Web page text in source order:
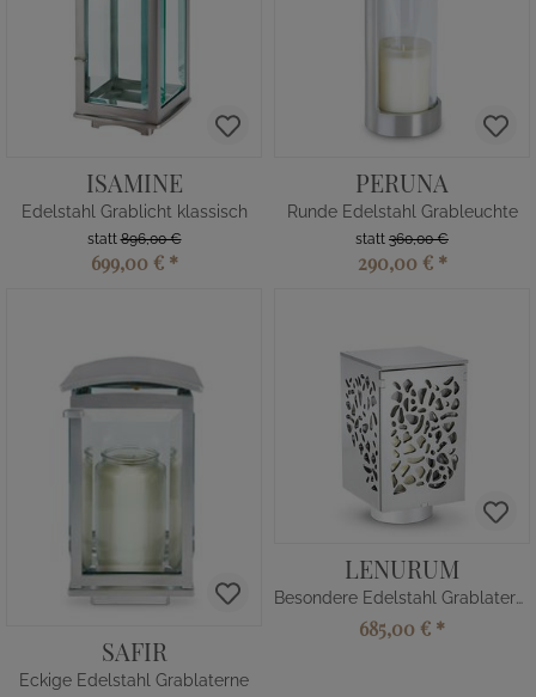
ISAMINE
Edelstahl Grablicht klassisch
statt896,00 €
699,00 € *
PERUNA
Runde Edelstahl Grableuchte
statt 360,00 €
290,00 € *
SAFIR
Eckige Edelstahl Grablaterne
LENURUM
Besondere Edelstahl Grablaterne
685,00 € *